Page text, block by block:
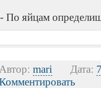
- По яйцам
mari Дата: